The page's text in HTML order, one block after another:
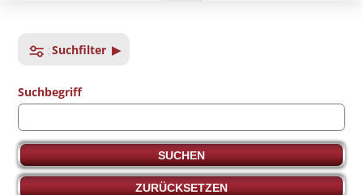
Suchfilter
Suchbegriff
SUCHEN
ZURÜCKSETZEN